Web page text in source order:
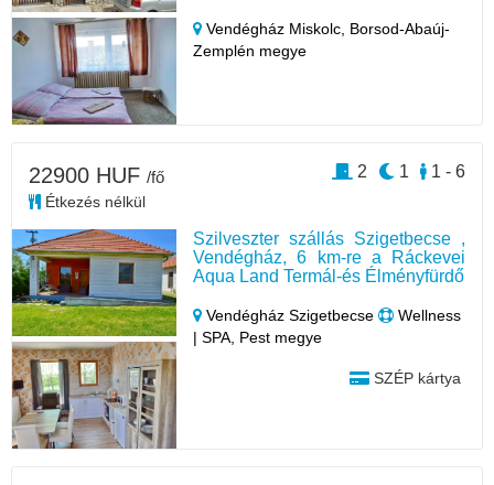
Vendégház Miskolc, Borsod-Abaúj-
Zemplén megye
Szilveszter szállás Szigetbecse ,
Vendégház, 6 km-re a Ráckevei
Aqua Land Termál-és Élményfürdő
Vendégház Szigetbecse
Wellness
| SPA, Pest megye
SZÉP kártya
22900 HUF /fő
Étkezés nélkül
1 - 6
1
2